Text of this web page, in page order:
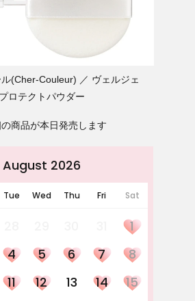
(Cher-Couleur)
ヴェルジェ
プロテクトパウダー
商品が本日発売します
August 2026
Tue Wed Thu Fri Sat
1
4 5 6 7
8
11 12 13 14
15